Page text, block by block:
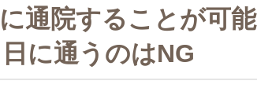
通院することが可能
に通うのはNG